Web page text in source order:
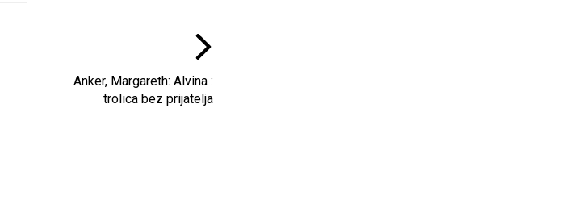
Anker, Margareth: Alvina :
trolica bez prijatelja